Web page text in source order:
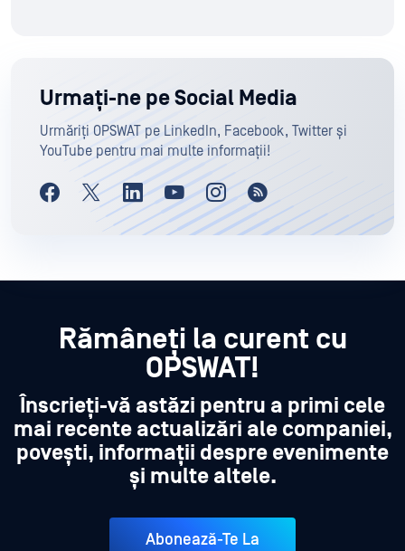
Urmați-ne pe Social Media
Urmăriți OPSWAT pe LinkedIn, Facebook, Twitter și
YouTube pentru mai multe informații!
Rămâneți la curent cu
OPSWAT!
Înscrieți-vă astăzi pentru a primi cele
mai recente actualizări ale companiei,
povești, informații despre evenimente
și multe altele.
Abonează-Te La